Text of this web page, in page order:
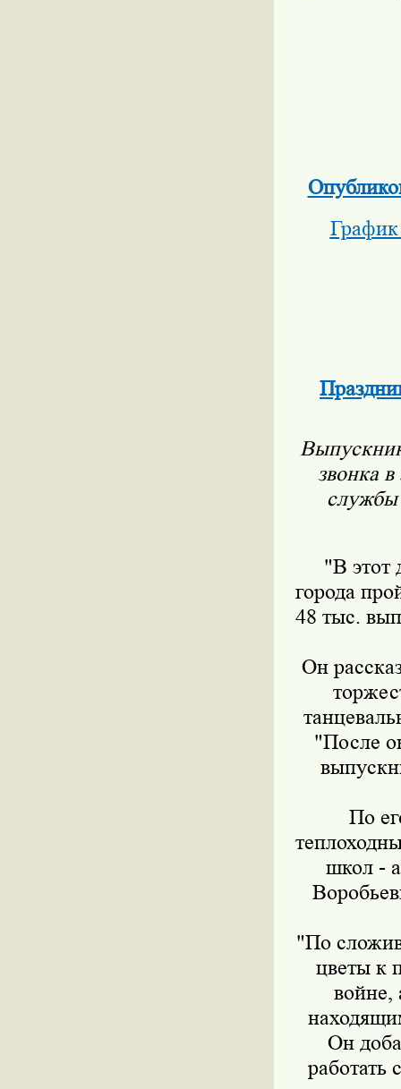
звонка
службы
"В этот
города
48 тыс.
Он
"После
По
школ -
"По
цветы к
войне,
Он
работать